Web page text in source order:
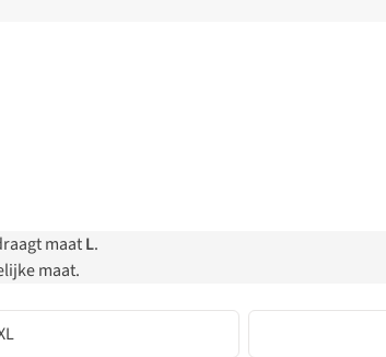
maatL.
maat.